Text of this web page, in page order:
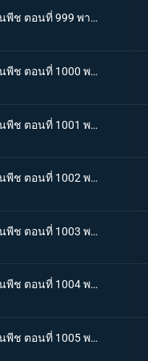
One piece วันพีช ตอนที่ 999 พากย์ไทย เราจะปกป้องเจ้า การพบกันระหว่างยามาโตะกับโมโมโนะสุเกะ
One piece วันพีช ตอนที่ 1000 พากย์ไทย กำลังรบเหนือระดับ! กลุ่มหมวกฟางรวมพล
One piece วันพีช ตอนที่ 1001 พากย์ไทย การเชื้อเชิญที่อันตราย แผนกำจัดควีน
One piece วันพีช ตอนที่ 1002 พากย์ไทย โชคชะตาครั้งใหม่ นามิ กับ อุลติ
One piece วันพีช ตอนที่ 1003 พากย์ไทย ดาบแห่งความเด็ดเดี่ยว! ปลอกดาบแดงปะทะไคโดอีกครั้ง
One piece วันพีช ตอนที่ 1004 พากย์ไทย ท่าที่รับสืบทอดมา ระเบิดท่าเพลงดาบลับของโอเด้ง
One piece วันพีช ตอนที่ 1005 พากย์ไทย อานุภาพของอสูรน้ำแข็ง กระสุนภัยโรคระบาดแบบใหม่